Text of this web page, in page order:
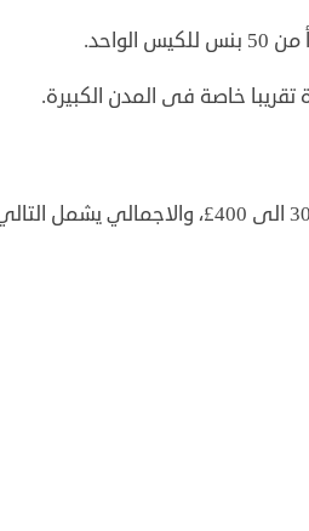
خاصة فى المدن الكبيرة.